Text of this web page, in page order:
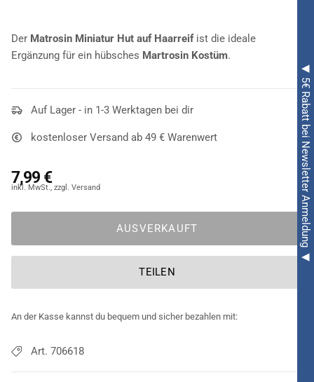
◀ 5€ Rabatt bei Newsletter Anmeldung ◀
Der Matrosin Miniatur Hut auf Haarreifist die ideale
Ergänzung für ein hübsches Martrosin Kostüm.
Auf Lager - in 1-3 Werktagen bei dir
kostenloser Versand ab 49 € Warenwert
7,99 €
AUSVERKAUFT
TEILEN
An der Kasse kannst du bequem und sicher bezahlen mit:
Art. 706618